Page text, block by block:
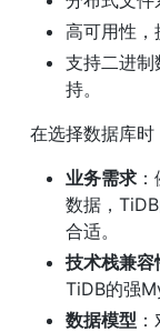
高可用性，
支持二进制
持。
在选择数据库时
业务需求
数据，
合适。
技术栈兼容
TiDB的强
数据模型